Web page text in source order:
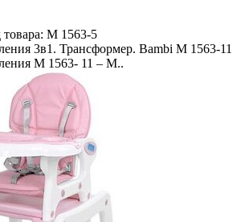
M 1563-5
3в1. Трансформер. Bambi M 1563-11
M 1563- 11 – М..